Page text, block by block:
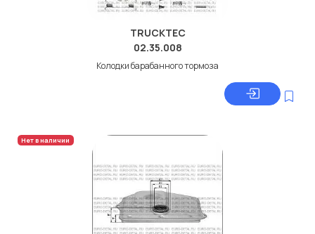
TRUCKTEC
02.35.008
Колодки барабанного тормоза
Нет в наличии